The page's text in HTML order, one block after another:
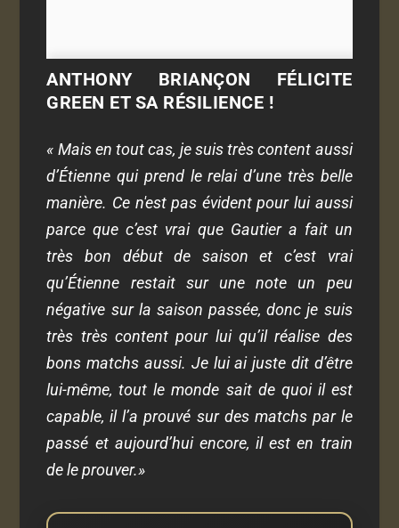
ANTHONY BRIANÇON FÉLICITE
GREEN ET SA RÉSILIENCE !
« Mais en tout cas, je suis très content aussi
d’Étienne qui prend le relai d’une très belle
manière. Ce n'est pas évident pour lui aussi
parce que c’est vrai que Gautier a fait un
très bon début de saison et c’est vrai
qu’Étienne restait sur une note un peu
négative sur la saison passée, donc je suis
très très content pour lui qu’il réalise des
bons matchs aussi. Je lui ai juste dit d’être
lui-même, tout le monde sait de quoi il est
capable, il l’a prouvé sur des matchs par le
passé et aujourd’hui encore, il est en train
de le prouver.»